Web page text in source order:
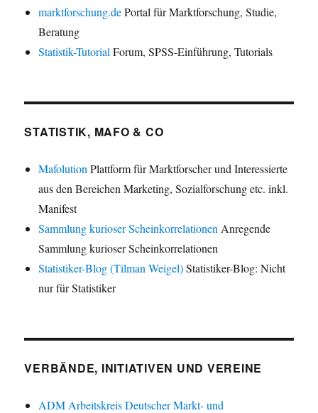
marktforschung.dePortal für Marktforschung, Studie,
Beratung
Statistik-Tutorial Forum, SPSS-Einführung, Tutorials
STATISTIK, MAFO & CO
Mafolution Plattform für Marktforscher und Interessierte
aus den Bereichen Marketing, Sozialforschung etc. inkl.
Manifest
Sammlung kurioser Scheinkorrelationen Anregende
Sammlung kurioser Scheinkorrelationen
Statistiker-Blog (Tilman Weigel)Statistiker-Blog: Nicht
nur für Statistiker
VERBÄNDE, INITIATIVEN UND VEREINE
ADM Arbeitskreis Deutscher Markt- und